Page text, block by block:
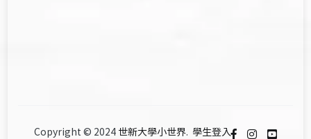
Copyright © 2024 世新大學小世界. 學生登入